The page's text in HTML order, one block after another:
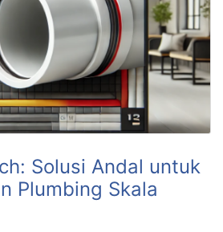
Solusi Andal untuk
Plumbing Skala